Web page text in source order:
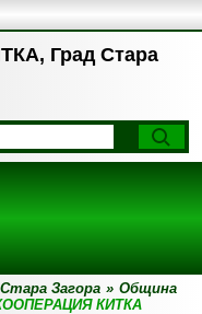
Град Стара
Загора » Община
КИТКА